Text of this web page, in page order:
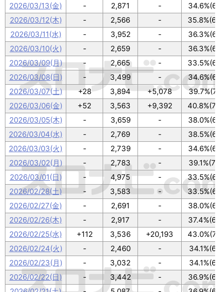
2026/03/13(金)
- 2,871 -
2026/03/12(木)
- 2,566 -
2026/03/11(水)
- 3,952 -
2026/03/10(火)
- 2,659 -
2026/03/09(月)
- 2,665 -
2026/03/08(日)
- 3,499 -
2026/03/07(土)
+28 3,894 +5,078
2026/03/06(金)
+52 3,563 +9,392
2026/03/05(木)
- 3,659 -
2026/03/04(水)
- 2,769 -
2026/03/03(火)
- 2,739 -
2026/03/02(月)
- 2,783 -
2026/03/01(日)
- 4,975 -
2026/02/28(土)
- 3,583 -
2026/02/27(金)
- 2,691 -
2026/02/26(木)
- 2,917 -
2026/02/25(水)
+112 3,536 +20,193
2026/02/24(火)
- 2,460 -
2026/02/23(月)
- 3,032 -
2026/02/22(日)
- 3,442 -